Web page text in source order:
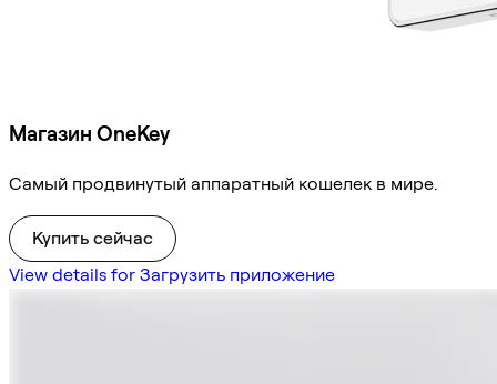
Магазин OneKey
Самый продвинутый аппаратный кошелек в мире.
Купить сейчас
View details for Загрузить приложение